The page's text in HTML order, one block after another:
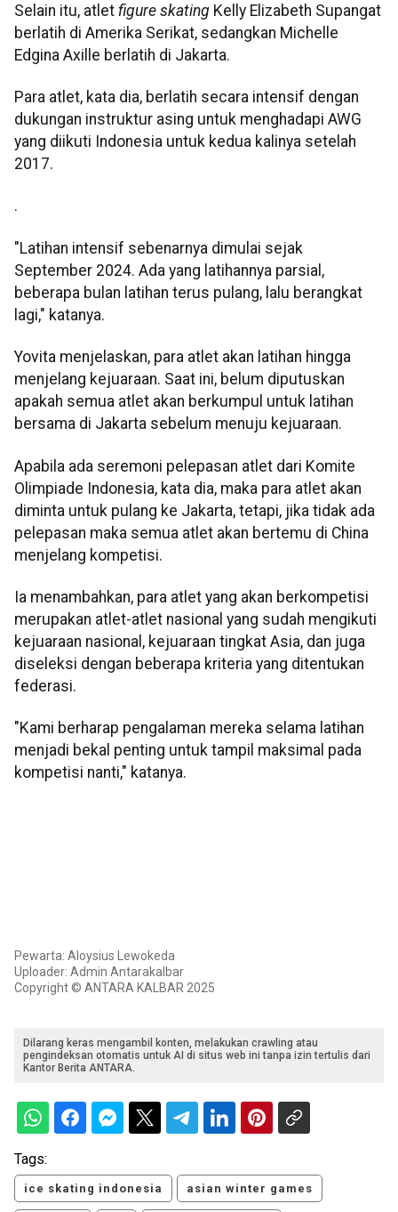
Selain itu, atlet figure skating Kelly Elizabeth Supangat
berlatih di Amerika Serikat, sedangkan Michelle
Edgina Axille berlatih di Jakarta.
Para atlet, kata dia, berlatih secara intensif dengan
dukungan instruktur asing untuk menghadapi AWG
yang diikuti Indonesia untuk kedua kalinya setelah
2017.
.
"Latihan intensif sebenarnya dimulai sejak
September 2024. Ada yang latihannya parsial,
beberapa bulan latihan terus pulang, lalu berangkat
lagi," katanya.
Yovita menjelaskan, para atlet akan latihan hingga
menjelang kejuaraan. Saat ini, belum diputuskan
apakah semua atlet akan berkumpul untuk latihan
bersama di Jakarta sebelum menuju kejuaraan.
Apabila ada seremoni pelepasan atlet dari Komite
Olimpiade Indonesia, kata dia, maka para atlet akan
diminta untuk pulang ke Jakarta, tetapi, jika tidak ada
pelepasan maka semua atlet akan bertemu di China
menjelang kompetisi.
Ia menambahkan, para atlet yang akan berkompetisi
merupakan atlet-atlet nasional yang sudah mengikuti
kejuaraan nasional, kejuaraan tingkat Asia, dan juga
diseleksi dengan beberapa kriteria yang ditentukan
federasi.
"Kami berharap pengalaman mereka selama latihan
menjadi bekal penting untuk tampil maksimal pada
kompetisi nanti," katanya.
Pewarta: Aloysius Lewokeda
Uploader: Admin Antarakalbar
Copyright © ANTARA KALBAR 2025
Dilarang keras mengambil konten, melakukan crawling atau
pengindeksan otomatis untuk AI di situs web ini tanpa izin tertulis dari
Kantor Berita ANTARA.
Tags:
ice skating indonesia asian winter games